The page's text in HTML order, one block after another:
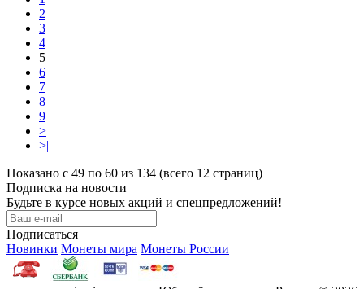
2
3
4
5
6
7
8
9
>
>|
Показано с 49 по 60 из 134 (всего 12 страниц)
Подписка на новости
Будьте в курсе новых акций и спецпредложений!
Подписаться
Новинки Монеты мира Монеты России